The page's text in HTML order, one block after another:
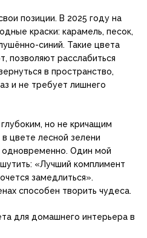
позиции. В 2025 году на
краски: карамель, песок,
синий. Такие цвета
позволяют расслабиться
в пространство,
и не требует лишнего
но не кричащим
цвете лесной зелени
одновременно. Один мой
«Лучший комплимент
замедлиться».
способен творить чудеса.
для домашнего интерьера в